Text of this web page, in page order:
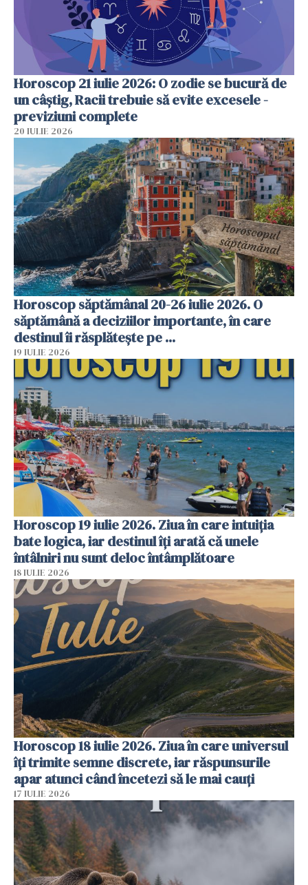
Horoscop 21 iulie 2026: O zodie se bucură de
un câștig, Racii trebuie să evite excesele -
previziuni complete
20 IULIE 2026
Horoscop săptămânal 20-26 iulie 2026. O
săptămână a deciziilor importante, în care
destinul îi răsplătește pe ...
19 IULIE 2026
Horoscop 19 iulie 2026. Ziua în care intuiția
bate logica, iar destinul îți arată că unele
întâlniri nu sunt deloc întâmplătoare
18 IULIE 2026
Horoscop 18 iulie 2026. Ziua în care universul
îți trimite semne discrete, iar răspunsurile
apar atunci când încetezi să le mai cauți
17 IULIE 2026